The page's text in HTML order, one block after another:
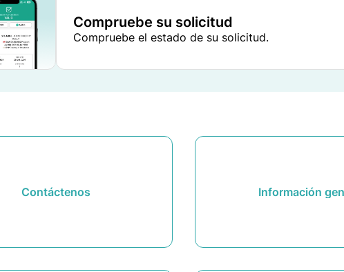
Compruebe su solicitud
Compruebe el estado de su solicitud.
Contáctenos Información